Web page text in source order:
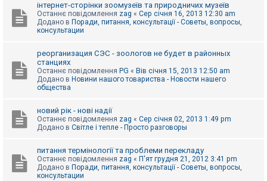
інтернет-сторінки зоомузеїв та природничих музеїв
Останнє повідомлення zag « Сер січня 16, 2013 12:30 am
Додано в Поради, питання, консультації - Советы, вопросы,
консультации
реорганизация СЭС - зоологов не будет в районных
станциях
Останнє повідомлення PG « Вів січня 15, 2013 12:50 am
Додано в Новини нашого товариства - Новости нашего
общества
новий рік - нові надії
Останнє повідомлення zag « Сер січня 02, 2013 1:49 pm
Додано в Світле і тепле - Просто разговоры
питання термінології та проблеми перекладу
Останнє повідомлення zag « П'ят грудня 21, 2012 3:41 pm
Додано в Поради, питання, консультації - Советы, вопросы,
консультации